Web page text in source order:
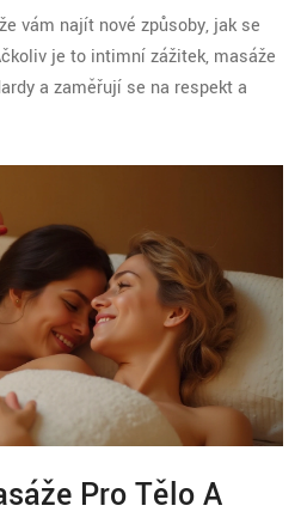
vám najít nové způsoby, jak se
je to intimní zážitek, masáže
a zaměřují se na respekt a
Pro Tělo A